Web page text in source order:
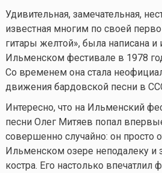
Удивительная, замечательная,
известная многим по своей
гитары желтой», была написана
Ильменском фестивале в 1978
Со временем она стала
движения бардовской песни в
Интересно, что на Ильменский
песни Олег Митяев попал
совершенно случайно: он просто
Ильменском озере неподалеку и
костра. Его настолько впечатлил